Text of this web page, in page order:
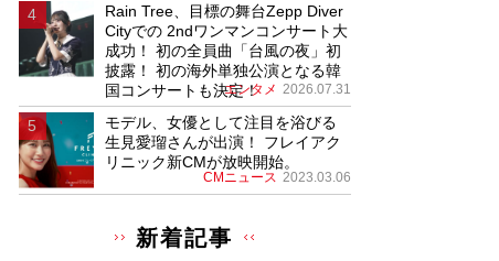
Rain Tree、目標の舞台Zepp Diver
Cityでの 2ndワンマンコンサート大
成功！ 初の全員曲「台風の夜」初
披露！ 初の海外単独公演となる韓
国コンサートも決定！
エンタメ 2026.07.31
モデル、女優として注目を浴びる
生見愛瑠さんが出演！ フレイアク
リニック新CMが放映開始。
CMニュース 2023.03.06
新着記事